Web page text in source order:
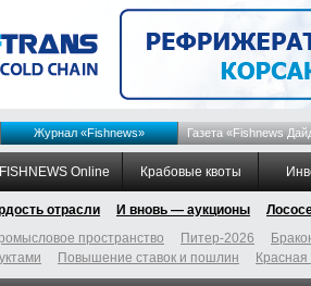
Журнал «Fishnews» Газета «Fishnews
FISHNEWS Online Крабовые квоты
отрасли И вновь — аукционы
пространство Питер-2026
Повышение ставок и пошлин